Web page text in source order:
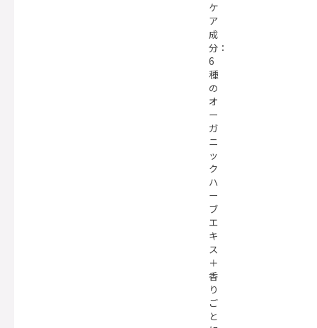
ケ
ア
成
分：
6
種
の
オ
ー
ガ
ニ
ッ
ク
ハ
ー
ブ
エ
キ
ス
＋
香
り
ご
と